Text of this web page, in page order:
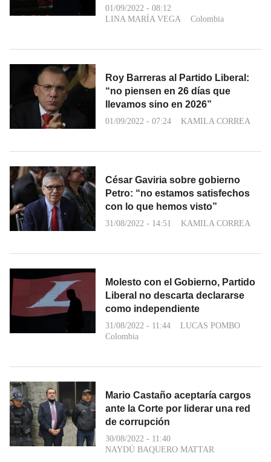
01/09/2022 - 08:12
LINA MARÍA VEGA
Colombia
Roy Barreras al Partido Liberal:
“no piensen en 26 días que
llevamos sino en 2026”
01/09/2022 - 07:24 KAMILA CORREA
César Gaviria sobre gobierno
Petro: “no estamos satisfechos
con lo que hemos visto”
31/08/2022 - 14:51 KAMILA CORREA
Molesto con el Gobierno, Partido
Liberal no descarta declararse
como independiente
31/08/2022 - 11:44
LUCAS POMBO
Colombia
Mario Castaño aceptaría cargos
ante la Corte por liderar una red
de corrupción
30/08/2022 - 11:40
NAYDÚ BAQUERO MATTAR